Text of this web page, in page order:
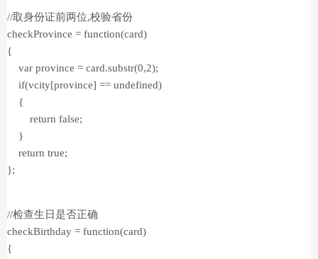
//取身份证前两位,校验省份
checkProvince = function(card)
{
var province = card.substr(0,2);
if(vcity[province] == undefined)
{
return false;
}
return true;
};
//检查生日是否正确
checkBirthday = function(card)
{